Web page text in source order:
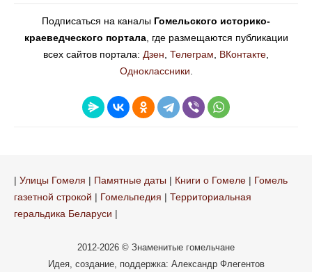
Подписаться на каналы Гомельского историко-
краеведческого портала, где размещаются публикации
всех сайтов портала: Дзен Телеграм ВКонтакте
Одноклассники
| Улицы Гомеля | Памятные даты | Книги о Гомеле | Гомель
газетной строкой | Гомельпедия | Территориальная
геральдика Беларуси |
2012-2026 © Знаменитые гомельчане
Идея, создание, поддержка: Александр Флегентов